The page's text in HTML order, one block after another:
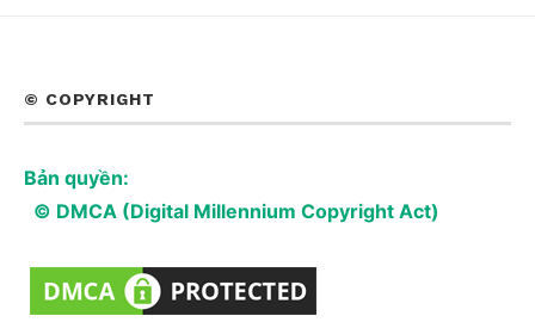
© COPYRIGHT
Bản quyền:
© DMCA (Digital Millennium Copyright Act)